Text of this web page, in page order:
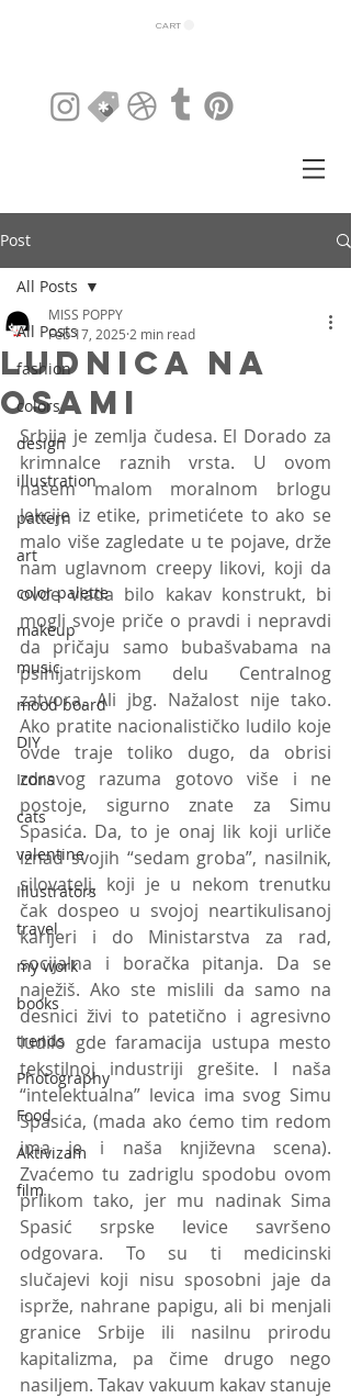
CART
Post
All Posts
fashion
colors
design
illustration
pattern
art
color palette
makeup
music
mood board
DIY
Icons
cats
valentine
Illustrators
travel
my work
books
trends
Photography
Food
Aktivizam
film
All Posts
Ludnica na
osami
MISS POPPY
Feb 17, 2025 2 min read
Srbija je zemlja čudesa. El Dorado za
krimnalce raznih vrsta. U ovom
našem malom moralnom brlogu
lekcije iz etike, primetićete to ako se
malo više zagledate u te pojave, drže
nam uglavnom creepy likovi, koji da
ovde vlada bilo kakav konstrukt, bi
mogli svoje priče o pravdi i nepravdi
da pričaju samo bubašvabama na
psihijatrijskom delu Centralnog
zatvora. Ali jbg. Nažalost nije tako.
Ako pratite nacionalističko ludilo koje
ovde traje toliko dugo, da obrisi
zdravog razuma gotovo više i ne
postoje, sigurno znate za Simu
Spasića. Da, to je onaj lik koji urliče
iznad svojih “sedam groba”, nasilnik,
silovatelj, koji je u nekom trenutku
čak dospeo u svojoj neartikulisanoj
karijeri i do Ministarstva za rad,
socijalna i boračka pitanja. Da se
naježiš. Ako ste mislili da samo na
desnici živi to patetično i agresivno
ludilo gde faramacija ustupa mesto
tekstilnoj industriji grešite. I naša
“intelektualna” levica ima svog Simu
Spasića, (mada ako ćemo tim redom
ima je i naša književna scena).
Zvaćemo tu zadriglu spodobu ovom
prlikom tako, jer mu nadinak Sima
Spasić srpske levice savršeno
odgovara. To su ti medicinski
slučajevi koji nisu sposobni jaje da
isprže, nahrane papigu, ali bi menjali
granice Srbije ili nasilnu prirodu
kapitalizma, pa čime drugo nego
nasiljem. Takav vakuum kakav stanuje